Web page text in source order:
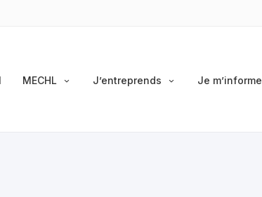
MECHL J’entreprends Je m’informe